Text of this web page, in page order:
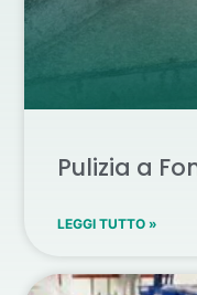
Pulizia a
LEGGI TUTTO »